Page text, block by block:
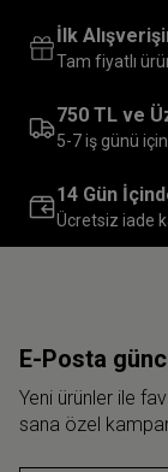
İlk
Tam fiyatlı
750 TL ve
5-7 iş günü
14 Gün
Ücretsiz iade
E-Posta
Yeni ürünler ile
sana özel